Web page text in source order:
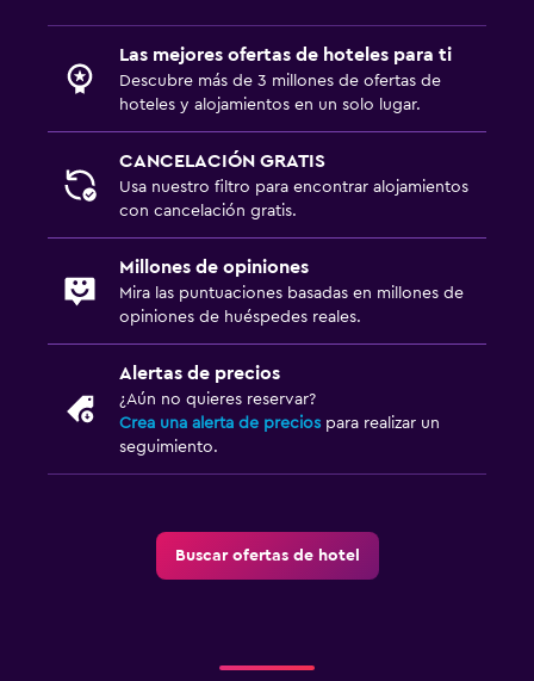
Zona de trabajo
Actividades
Ideal para familias
Cuna/cama nido disponibles
Gimnasio
Las mejores ofertas de hoteles para ti
Descubre más de 3 millones de ofertas de
hoteles y alojamientos en un solo lugar.
CANCELACIÓN GRATIS
Usa nuestro filtro para encontrar alojamientos
con cancelación gratis.
Millones de opiniones
Mira las puntuaciones basadas en millones de
opiniones de huéspedes reales.
Alertas de precios
¿Aún no quieres reservar?
Crea una alerta de precios para realizar un
seguimiento.
Buscar ofertas de hotel